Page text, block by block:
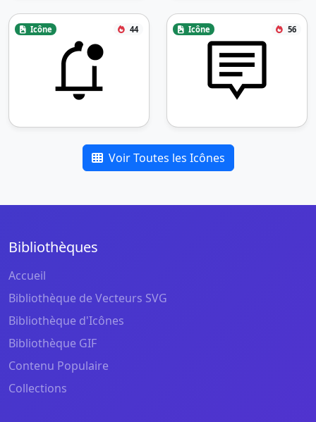
Icône 44 Icône 56
Voir Toutes les Icônes
Bibliothèques
Accueil
Bibliothèque de Vecteurs SVG
Bibliothèque d'Icônes
Bibliothèque GIF
Contenu Populaire
Collections